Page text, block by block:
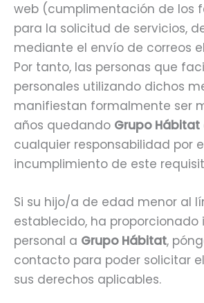
web (cumplimentación de los
para la solicitud de servicios,
mediante el envío de correos
Por tanto, las personas que
personales utilizando dichos
manifiestan formalmente ser
años quedando Grupo Hábitat
cualquier responsabilidad por
incumplimiento de este
Si su hijo/a de edad menor al
establecido, ha proporcionado
personal a Grupo Hábitat,
contacto para poder solicitar
sus derechos aplicables.